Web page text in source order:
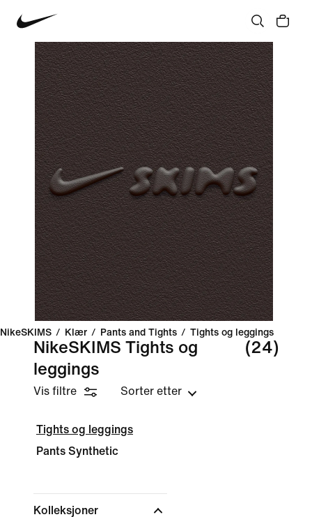
NikeSKIMS / Klær / Pants and Tights / Tights og leggings
NikeSKIMS Tights og
leggings
(24)
Vis filtre Sorter etter
Tights og leggings
Pants Synthetic
Kolleksjoner